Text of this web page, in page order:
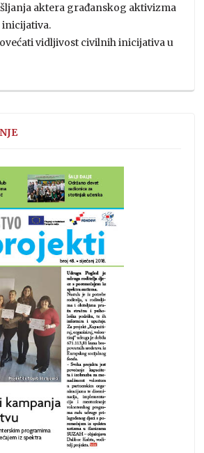
aktera građanskog aktivizma
vidljivost civilnih inicijativa u